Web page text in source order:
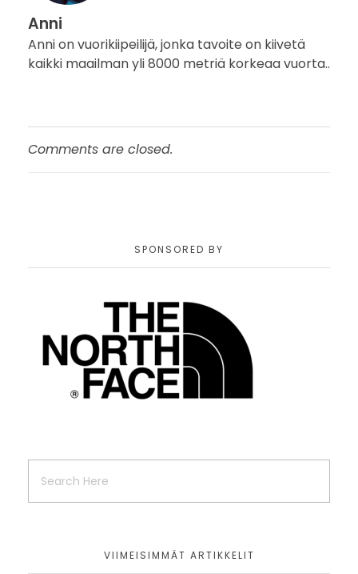
Anni
Anni on vuorikiipeilijä, jonka tavoite on kiivetä
kaikki maailman yli 8000 metriä korkeaa vuorta..
Comments are closed.
SPONSORED BY
VIIMEISIMMÄT ARTIKKELIT